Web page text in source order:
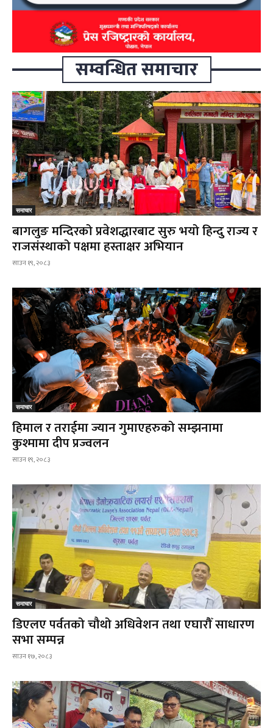
सम्वन्धित समाचार
समाचार
बागलुङ मन्दिरको प्रवेशद्धारबाट सुरु भयो हिन्दु राज्य र
राजसंस्थाको पक्षमा हस्ताक्षर अभियान
साउन १९, २०८३
समाचार
हिमाल र तराईमा ज्यान गुमाएहरुको सम्झनामा
कुश्मामा दीप प्रज्वलन
साउन १९, २०८३
समाचार
डिएलए पर्वतको चौथो अधिवेशन तथा एघारौँ साधारण
सभा सम्पन्न
साउन १७, २०८३